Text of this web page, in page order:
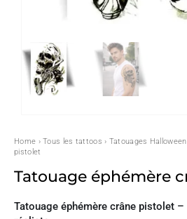
Home ›Tous les tattoos › Tatouages Halloween
pistolet
Tatouage éphémère
Tatouage éphémère crâne pistolet